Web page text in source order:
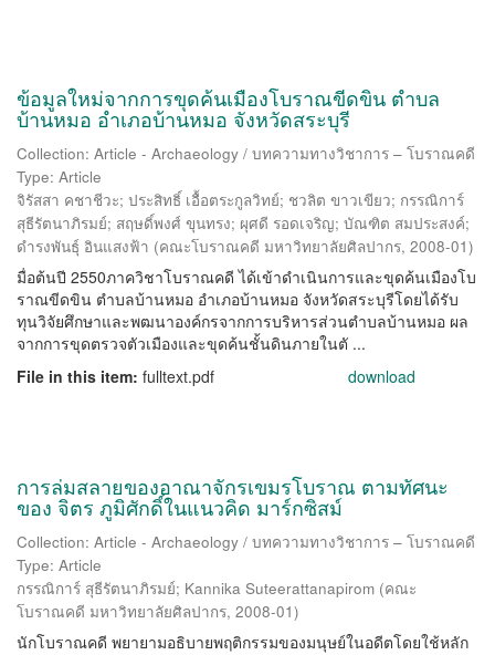
ข้อมูลใหม่จากการขุดค้นเมืองโบราณขีดขิน ตำบล
บ้านหมอ อำเภอบ้านหมอ จังหวัดสระบุรี
Collection: Article - Archaeology / บทความทางวิชาการ – โบราณคดี
Type: Article
จิรัสสา คชาชีวะ; ประสิทธิ์ เอื้อตระกูลวิทย์; ชวลิต ขาวเขียว; กรรณิการ์
สุธีรัตนาภิรมย์; สฤษดิ์พงศ์ ขุนทรง; ผุศดี รอดเจริญ; บัณฑิต สมประสงค์;
ดำรงพันธุ์ อินแสงฟ้า (คณะโบราณคดี มหาวิทยาลัยศิลปากร, 2008-01)
มื่อต้นปี 2550ภาควิชาโบราณคดี ได้เข้าดำเนินการและขุดค้นเมืองโบ
ราณขีดขิน ตำบลบ้านหมอ อำเภอบ้านหมอ จังหวัดสระบุรีโดยได้รับ
ทุนวิจัยศึกษาและพฒนาองค์กรจากการบริหารส่วนตำบลบ้านหมอ ผล
จากการขุดตรวจตัวเมืองและขุดค้นชั้นดินภายในตั ...
File in this item: fulltext.pdf download
การล่มสลายของอาณาจักรเขมรโบราณ ตามทัศนะ
ของ จิตร ภูมิศักดิ์ในแนวคิด มาร์กซิสม์
Collection: Article - Archaeology / บทความทางวิชาการ – โบราณคดี
Type: Article
กรรณิการ์ สุธีรัตนาภิรมย์; Kannika Suteerattanapirom (คณะ
โบราณคดี มหาวิทยาลัยศิลปากร, 2008-01)
นักโบราณคดี พยายามอธิบายพฤติกรรมของมนุษย์ในอดีตโดยใช้หลัก